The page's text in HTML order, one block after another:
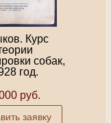
Курс
собак,
год.
руб.
заявку